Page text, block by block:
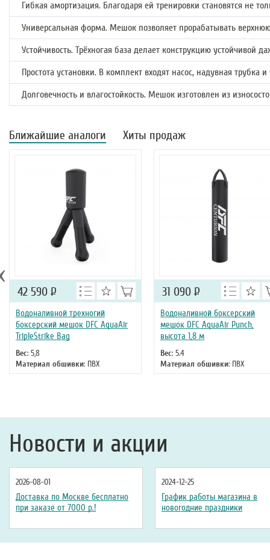
Гибкая амортизация. Благодаря ей тренировки становятся не
Универсальная форма. Мешок позволяет прорабатывать
Устойчивость. Трёхногая база делает конструкцию устойчивой
Простота установки. В комплект входят насос, надувная трубка
Долговечность и влагостойкость. Мешок изготовлен из
Ближайшие аналоги Хиты продаж
Водоналивной трехногий
боксерский мешок DFC AquaAir
TripleStrike Bag
Вес: 5,8
Материал обшивки: ПВХ
Наполнение: Поставляется без
42 590 Р
Водоналивной боксерский
мешок DFC AquaAir Punch,
высота 1,8 м
Вес: 5.4
Материал обшивки: ПВХ
Наполнение: Поставляется без
31 090 Р
Новости и акции
2026-08-01
Доставка по Москве бесплатно
при заказе от 7000 р.!
2024-12-25
График работы магазина в
новогодние праздники